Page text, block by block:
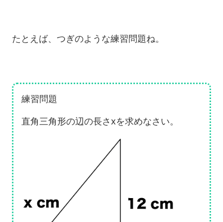
たとえば、つぎのような練習問題ね。
練習問題
直角三角形の辺の長さxを求めなさい。